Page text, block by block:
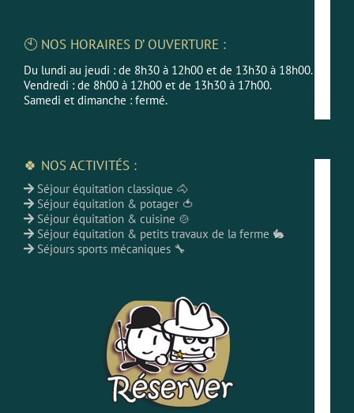
🕙 NOS HORAIRES D’ OUVERTURE :
Du lundi au jeudi : de 8h30 à 12h00 et de 13h30 à 18h00.
Vendredi : de 8h00 à 12h00 et de 13h30 à 17h00.
Samedi et dimanche : fermé.
🍀 NOS ACTIVITÉS :
Séjour équitation classique 🐴
Séjour équitation & potager 🍅
Séjour équitation & cuisine 🍲
Séjour équitation & petits travaux de la ferme 🐇
Séjours sports mécaniques 🔧